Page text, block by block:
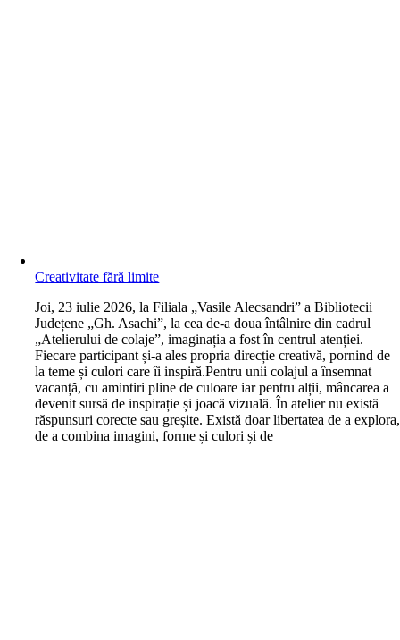
Creativitate fără limite
Joi, 23 iulie 2026, la Filiala „Vasile Alecsandri” a Bibliotecii
Județene „Gh. Asachi”, la cea de-a doua întâlnire din cadrul
„Atelierului de colaje”, imaginația a fost în centrul atenției.
Fiecare participant și-a ales propria direcție creativă, pornind de
la teme și culori care îi inspiră.Pentru unii colajul a însemnat
vacanță, cu amintiri pline de culoare iar pentru alții, mâncarea a
devenit sursă de inspirație și joacă vizuală. În atelier nu există
răspunsuri corecte sau greșite. Există doar libertatea de a explora,
de a combina imagini, forme și culori și de